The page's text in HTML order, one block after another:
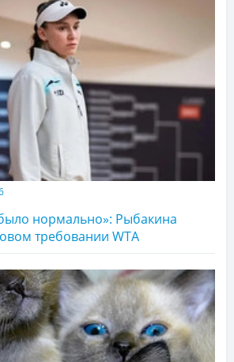
нормально»: Рыбакина
требовании WTA